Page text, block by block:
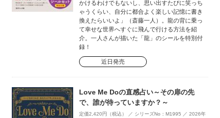
かけるわけでもないし、思い出すたびに笑っち
ゃうくらい、自分に都合よく楽しい記憶に書き
換えたらいいよ」（斎藤一人）。龍の背に乗っ
て幸せな世界へすぐに飛んで行ける方法を紹
介。一人さんが描いた「龍」のシールを特別付
録！
近日発売
Love Me Doの直感占い～その扉の先
で、誰が待っていますか？～
定価2,420円（税込） ／ シリーズNo：M1995 ／ 2026年